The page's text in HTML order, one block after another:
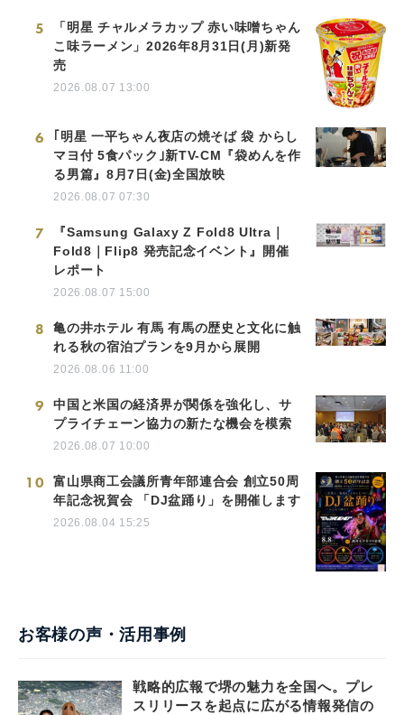
5
「明星 チャルメラカップ 赤い味噌ちゃん
こ味ラーメン」2026年8月31日(月)新発
売
2026.08.07 13:00
6
｢明星 一平ちゃん夜店の焼そば 袋 からし
マヨ付 5食パック｣新TV-CM『袋めんを作
る男篇』8月7日(金)全国放映
2026.08.07 07:30
7
『Samsung Galaxy Z Fold8 Ultra｜
Fold8｜Flip8 発売記念イベント』開催
レポート
2026.08.07 15:00
8
亀の井ホテル 有馬 有馬の歴史と文化に触
れる秋の宿泊プランを9月から展開
2026.08.06 11:00
9
中国と米国の経済界が関係を強化し、サ
プライチェーン協力の新たな機会を模索
2026.08.07 10:00
10
富山県商工会議所青年部連合会 創立50周
年記念祝賀会 「DJ盆踊り」を開催します
2026.08.04 15:25
お客様の声・活用事例
戦略的広報で堺の魅力を全国へ。プレ
スリリースを起点に広がる情報発信の